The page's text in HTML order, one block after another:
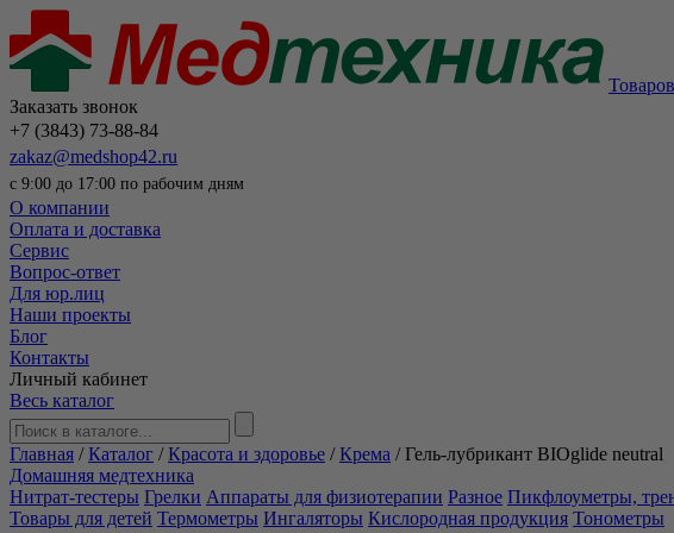
Заказать звонок
+7 (3843) 73-88-84
zakaz@medshop42.ru
с 9:00 до 17:00 по рабочим дням
О компании
Оплата и доставка
Сервис
Вопрос-ответ
Для юр.лиц
Наши проекты
Блог
Контакты
Личный кабинет
Весь каталог
Главная /Каталог /Красота и здоровье /Крема /Гель-лубрикант BIOglide neutral
Домашняя медтехника
Нитрат-тестеры Грелки Аппараты для физиотерапии Разное Пикфлоуметры,
Товары для детей Термометры Ингаляторы Кислородная продукция Тонометры